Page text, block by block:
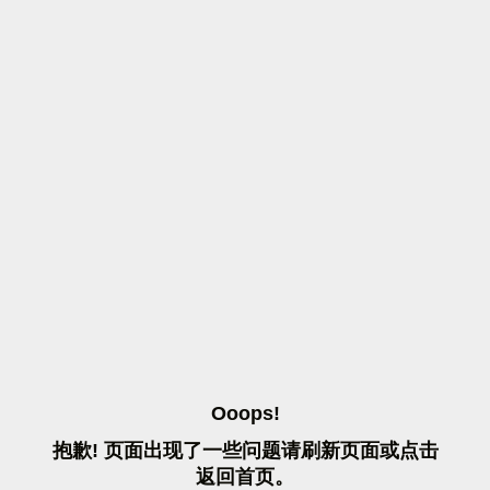
OOOPS!
抱歉! 页面出现了一些问题请刷 新页面或点击
返 回首页。